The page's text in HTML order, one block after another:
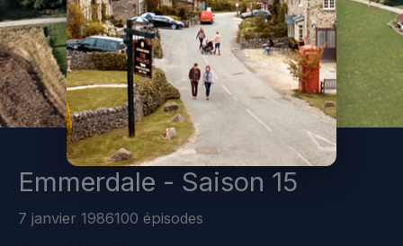
Emmerdale - Saison 15
7 janvier 1986100 épisodes